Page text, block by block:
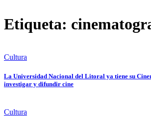
Etiqueta:
Cultura
La Universidad Nacional del Litoral ya tiene su
investigar y difundir cine
Cultura